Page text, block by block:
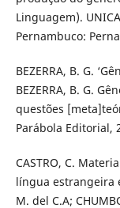
Linguagem).
Pernambuco:
BEZERRA, B. G.
BEZERRA, B. G.
questões
Parábola Editorial,
CASTRO, C.
língua estrangeira
M. del C.A;